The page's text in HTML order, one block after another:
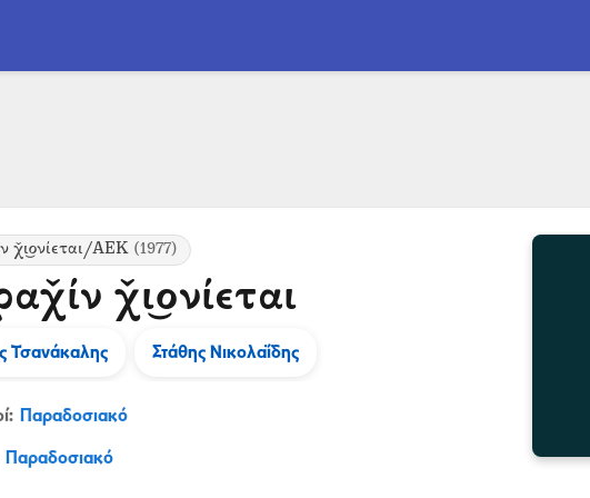
χ̌ι͜ονίεται/ΑΕΚ (1977)
χ̌ι͜ονίεται
Τσανάκαλης Στάθης Νικολαΐδης
Παραδοσιακό
Παραδοσιακό